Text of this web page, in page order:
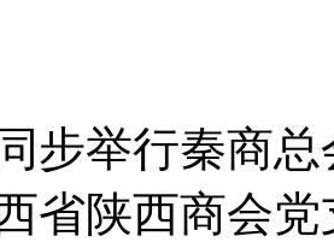
步举行秦商
省陕西商会